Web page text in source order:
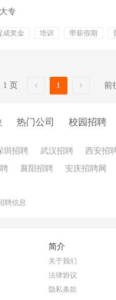
专
成奖金 培训 带薪假期
1 页 1 前
热门公司 校园招聘
圳招聘 武汉招聘 西安招
襄阳招聘 安庆招聘网
聘信息
简介
关于我们
法律协议
隐私条款